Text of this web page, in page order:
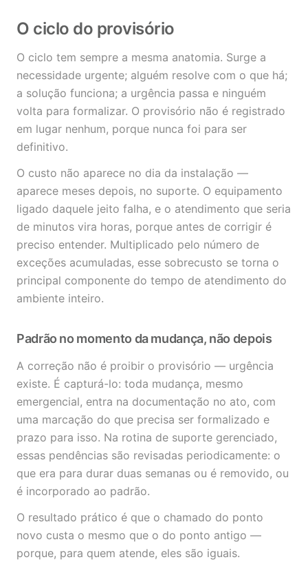
O ciclo do provisório
O ciclo tem sempre a mesma anatomia. Surge a
necessidade urgente; alguém resolve com o que há;
a solução funciona; a urgência passa e ninguém
volta para formalizar. O provisório não é registrado
em lugar nenhum, porque nunca foi para ser
definitivo.
O custo não aparece no dia da instalação —
aparece meses depois, no suporte. O equipamento
ligado daquele jeito falha, e o atendimento que seria
de minutos vira horas, porque antes de corrigir é
preciso entender. Multiplicado pelo número de
exceções acumuladas, esse sobrecusto se torna o
principal componente do tempo de atendimento do
ambiente inteiro.
Padrão no momento da mudança, não depois
A correção não é proibir o provisório — urgência
existe. É capturá-lo: toda mudança, mesmo
emergencial, entra na documentação no ato, com
uma marcação do que precisa ser formalizado e
prazo para isso. Na rotina de suporte gerenciado,
essas pendências são revisadas periodicamente: o
que era para durar duas semanas ou é removido, ou
é incorporado ao padrão.
O resultado prático é que o chamado do ponto
novo custa o mesmo que o do ponto antigo —
porque, para quem atende, eles são iguais.